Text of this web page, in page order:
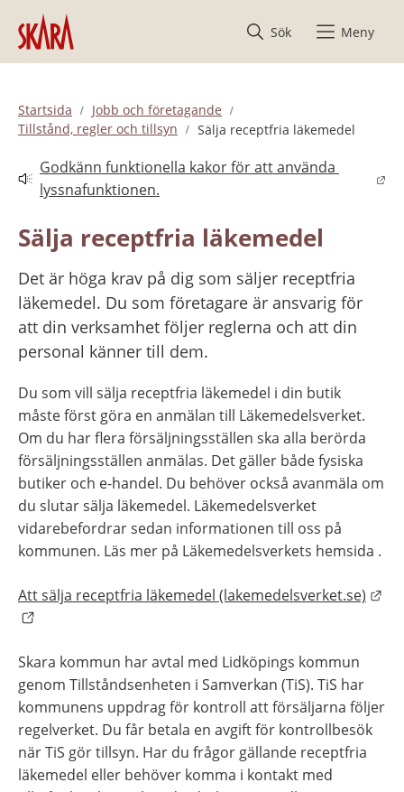
Hoppa till innehåll
Sök
Meny
Startsida
Jobb och företagande
Tillstånd, regler och tillsyn
Sälja receptfria läkemedel
Godkänn funktionella kakor för att använda
lyssnafunktionen.
Länk till annan webbplats.
Sälja receptfria läkemedel
Det är höga krav på dig som säljer receptfria
läkemedel. Du som företagare är ansvarig för
att din verksamhet följer reglerna och att din
personal känner till dem.
Du som vill sälja receptfria läkemedel i din butik
måste först göra en anmälan till Läkemedelsverket.
Om du har flera försäljningsställen ska alla berörda
försäljningsställen anmälas. Det gäller både fysiska
butiker och e‍‍-‍‍handel. Du behöver också avanmäla om
du slutar sälja läkemedel. Läkemedelsverket
vidarebefordrar sedan informationen till oss på
kommunen. Läs mer på Läkemedelsverkets hemsida .
Att sälja receptfria läkemedel (lakemedelsverket.se)
Skara kommun har avtal med Lidköpings kommun
genom Tillståndsenheten i Samverkan (TiS). TiS har
kommunens uppdrag för kontroll att försäljarna följer
regelverket. Du får betala en avgift för kontrollbesök
när TiS gör tillsyn. Har du frågor gällande receptfria
läkemedel eller behöver komma i kontakt med